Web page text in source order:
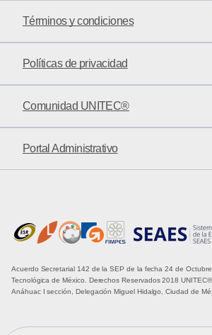
Términos y condiciones
Políticas de privacidad
Comunidad UNITEC®
Portal Administrativo
Acuerdo Secretarial 142 de la SEP de la fecha 24 de
Tecnológica de México. Derechos Reservados 2018
Anáhuac I sección, Delegación Miguel Hidalgo, Ciudad de